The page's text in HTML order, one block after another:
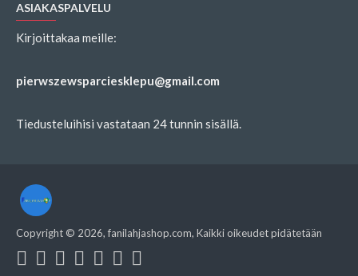
ASIAKASPALVELU
Kirjoittakaa meille:
pierwszewsparciesklepu@gmail.com
Tiedusteluihisi vastataan 24 tunnin sisällä.
Copyright © 2026, fanilahjashop.com, Kaikki oikeudet pidätetään